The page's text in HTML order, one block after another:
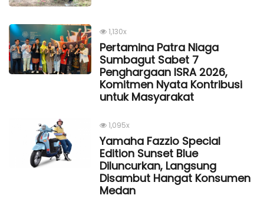
1,130x
Pertamina Patra Niaga
Sumbagut Sabet 7
Penghargaan ISRA 2026,
Komitmen Nyata Kontribusi
untuk Masyarakat
1,095x
Yamaha Fazzio Special
Edition Sunset Blue
Diluncurkan, Langsung
Disambut Hangat Konsumen
Medan